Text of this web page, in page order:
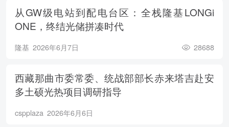
从GW级电站到配电台区：全栈隆基LONGi
ONE，终结光储拼凑时代
隆基 2026年6月7日 28688
西藏那曲市委常委、统战部部长赤来塔吉赴安
多土硕光热项目调研指导
cspplaza 2026年6月6日